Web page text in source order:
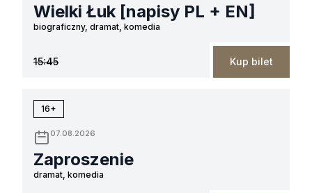
Wielki Łuk [napisy PL + EN]
biograficzny, dramat, komedia
15:45 Kup bilet
16+
07.08.2026
Zaproszenie
dramat, komedia